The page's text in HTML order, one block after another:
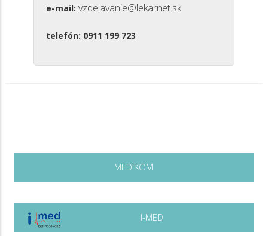
e-mail: vzdelavanie@lekarnet.sk
telefón: 0911 199 723
MEDIKOM
I-MED